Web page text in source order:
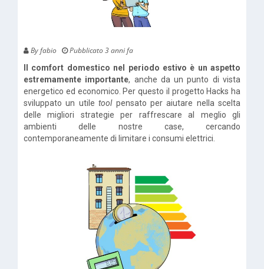
By fabio Pubblicato 3 anni fa
Il comfort domestico nel periodo estivo è un aspetto
estremamente importante, anche da un punto di vista
energetico ed economico. Per questo il progetto Hacks ha
sviluppato un utiletool pensato per aiutare nella scelta
delle migliori strategie per raffrescare al meglio gli
ambienti delle nostre case, cercando
contemporaneamente di limitare i consumi elettrici.